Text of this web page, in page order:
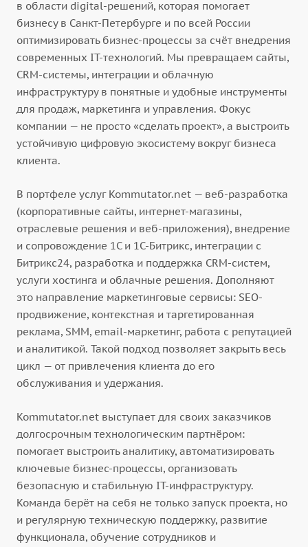
в области digital-решений, которая помогает
бизнесу в Санкт-Петербурге и по всей России
оптимизировать бизнес-процессы за счёт внедрения
современных IT-технологий. Мы превращаем сайты,
CRM-системы, интеграции и облачную
инфраструктуру в понятные и удобные инструменты
для продаж, маркетинга и управления. Фокус
компании — не просто «сделать проект», а выстроить
устойчивую цифровую экосистему вокруг бизнеса
клиента.
В портфеле услуг Kommutator.net — веб-разработка
(корпоративные сайты, интернет-магазины,
отраслевые решения и веб-приложения), внедрение
и сопровождение 1С и 1С-Битрикс, интеграции с
Битрикс24, разработка и поддержка CRM-систем,
услуги хостинга и облачные решения. Дополняют
это направление маркетинговые сервисы: SEO-
продвижение, контекстная и таргетированная
реклама, SMM, email-маркетинг, работа с репутацией
и аналитикой. Такой подход позволяет закрыть весь
цикл — от привлечения клиента до его
обслуживания и удержания.
Kommutator.net выступает для своих заказчиков
долгосрочным технологическим партнёром:
помогает выстроить аналитику, автоматизировать
ключевые бизнес-процессы, организовать
безопасную и стабильную IT-инфраструктуру.
Команда берёт на себя не только запуск проекта, но
и регулярную техническую поддержку, развитие
функционала, обучение сотрудников и